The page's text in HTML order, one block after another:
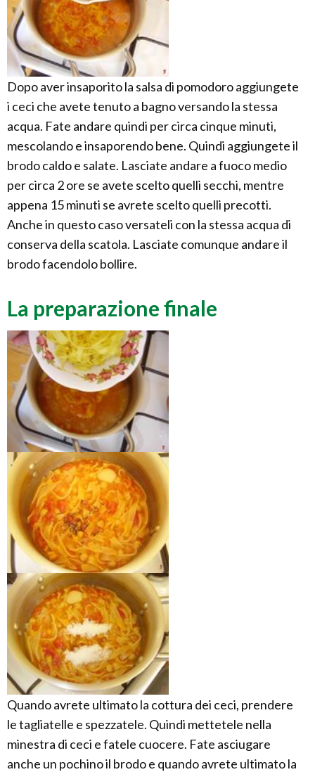
Dopo aver insaporito la salsa di pomodoro aggiungete
i ceci che avete tenuto a bagno versando la stessa
acqua. Fate andare quindi per circa cinque minuti,
mescolando e insaporendo bene. Quindi aggiungete il
brodo caldo e salate. Lasciate andare a fuoco medio
per circa 2 ore se avete scelto quelli secchi, mentre
appena 15 minuti se avrete scelto quelli precotti.
Anche in questo caso versateli con la stessa acqua di
conserva della scatola. Lasciate comunque andare il
brodo facendolo bollire.
La preparazione finale
Quando avrete ultimato la cottura dei ceci, prendere
le tagliatelle e spezzatele. Quindi mettetele nella
minestra di ceci e fatele cuocere. Fate asciugare
anche un pochino il brodo e quando avrete ultimato la